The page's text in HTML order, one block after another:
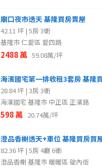
廟口夜市透天 基隆買房賣屋
42.11 坪 | 5房 3衛
基隆市 仁愛區 愛四路
2488 萬 59.08萬/坪
海濱國宅第一排收租3套房 基隆
28.84 坪 | 3房 3衛
海濱國宅 基隆市 中正區 正濱路
598 萬 20.74萬/坪
澄品香榭透天+車位 基隆買房買
82.36 坪 | 5房 4廳 6衛
澄品香榭 基隆市 暖暖區 碇內街